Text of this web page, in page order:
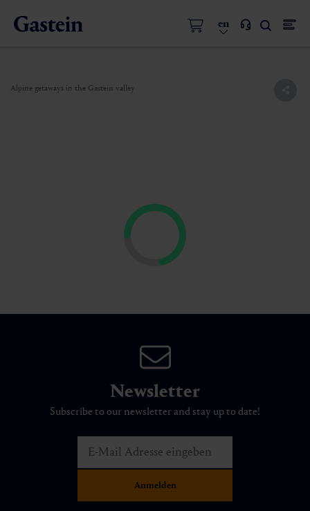
en
Alpine getaways in the Gastein valley
Newsletter
Subscribe to our newsletter and stay up to date!